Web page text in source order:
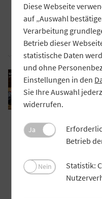
warum
Artikel
PRAXIS
digitalen
Kunden
Beratung
Diese Webseite
auf „Auswahl
Verarbeitung
Betrieb dieser
statistische Daten
und ohne
Einstellungen in den
Sie Ihre Auswahl
widerrufen.
Ja
Betrieb
Nein
Statistik: